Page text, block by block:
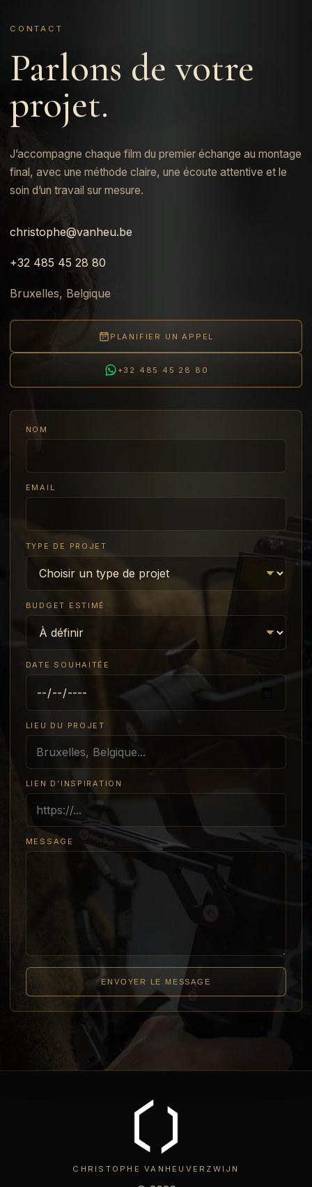
CONTACT
Parlons de votre
projet.
J’accompagne chaque film du premier échange au montage
final, avec une méthode claire, une écoute attentive et le
soin d’un travail sur mesure.
christophe@vanheu.be
+32 485 45 28 80
Bruxelles, Belgique
PLANIFIER UN APPEL
+32 485 45 28 80
NOM
EMAIL
TYPE DE PROJET
BUDGET ESTIMÉ
DATE SOUHAITÉE
LIEU DU PROJET
LIEN D’INSPIRATION
MESSAGE
ENVOYER LE MESSAGE
CHRISTOPHE VANHEUVERZWIJN